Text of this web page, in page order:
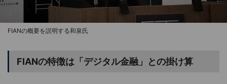
FIANの概要を説明する和泉氏
FIANの特徴は「デジタル金融」との掛け算